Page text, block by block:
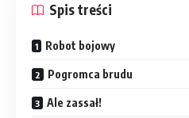
Spis treści
Robot bojowy
Pogromca brudu
Ale zassał!